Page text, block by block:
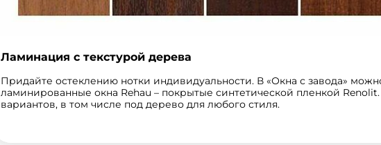
Ламинация с текстурой дерева
Придайте остеклению нотки индивидуальности. В «Окна с завода»
ламинированные окна Rehau – покрытые синтетической пленкой Renolit.
вариантов, в том числе под дерево для любого стиля.